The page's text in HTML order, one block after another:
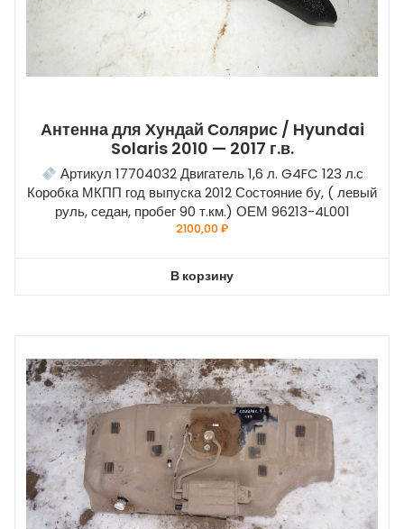
Антенна для Хундай Солярис / Hyundai
Solaris 2010 — 2017 г.в.
Артикул 17704032 Двигатель 1,6 л. G4FC 123 л.с
Коробка МКПП год выпуска 2012 Состояние бу, ( левый
руль, седан, пробег 90 т.км.) ОЕМ 96213-4L001
2100,00₽
В корзину